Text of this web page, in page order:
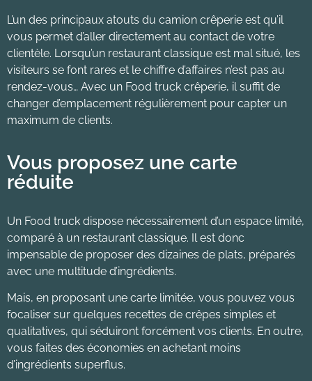
L’un des principaux atouts du camion crêperie est qu’il
vous permet d’aller directement au contact de votre
clientèle. Lorsqu’un restaurant classique est mal situé, les
visiteurs se font rares et le chiffre d’affaires n’est pas au
rendez-vous… Avec un Food truck crêperie, il suffit de
changer d’emplacement régulièrement pour capter un
maximum de clients.
Vous proposez une carte
réduite
Un Food truck dispose nécessairement d’un espace limité,
comparé à un restaurant classique. Il est donc
impensable de proposer des dizaines de plats, préparés
avec une multitude d’ingrédients.
Mais, en proposant une carte limitée, vous pouvez vous
focaliser sur quelques recettes de crêpes simples et
qualitatives, qui séduiront forcément vos clients. En outre,
vous faites des économies en achetant moins
d’ingrédients superflus.